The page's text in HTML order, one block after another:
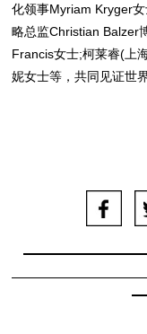
化领事Myriam Kryger
略总监Christian Balzer
Francis女士;柯莱睿(上
妮女士等，共同见证世